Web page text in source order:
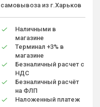
самовывоза из г.Харьков
Наличными в
магазине
Терминал +3% в
магазине
Безналичный расчет с
НДС
Безналичный расчёт
на ФЛП
Наложенный платеж